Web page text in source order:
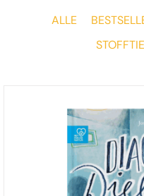
ALLE